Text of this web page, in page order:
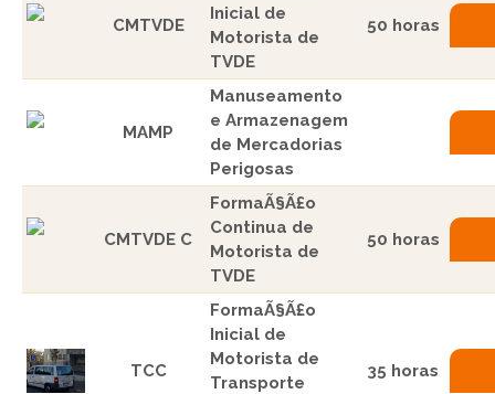
CMTVDE
Inicial de
Motorista de
TVDE
50 horas
MAMP
Manuseamento
e Armazenagem
de Mercadorias
Perigosas
CMTVDE C
FormaÃ§Ã£o
Continua de
Motorista de
TVDE
50 horas
TCC
FormaÃ§Ã£o
Inicial de
Motorista de
Transporte
35 horas